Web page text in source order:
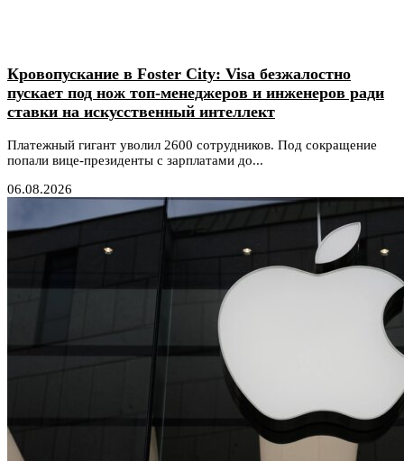
Кровопускание в Foster City: Visa безжалостно
пускает под нож топ-менеджеров и инженеров ради
ставки на искусственный интеллект
Платежный гигант уволил 2600 сотрудников. Под сокращение
попали вице-президенты с зарплатами до...
06.08.2026